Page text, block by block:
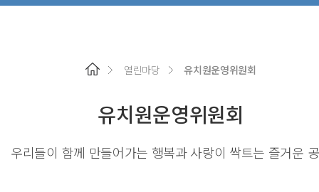
열린마당 유치원운영위원회
유치원운영위원회